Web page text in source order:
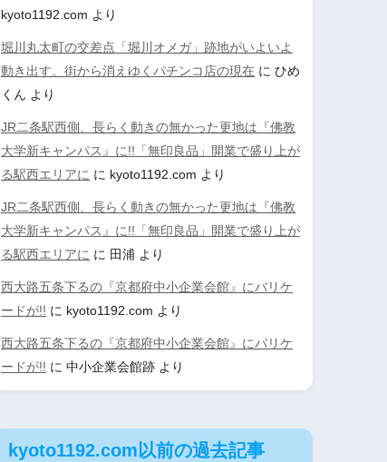
kyoto1192.com より
堀川丸太町の交差点「堀川オメガ」跡地がいよいよ
動き出す。街から消えゆくパチンコ店の現在 に ひめ
くん より
JR二条駅西側、長らく動きの無かった更地は『佛教
大学新キャンパス』に!!「無印良品」開業で盛り上が
る駅西エリアに に kyoto1192.com より
JR二条駅西側、長らく動きの無かった更地は『佛教
大学新キャンパス』に!!「無印良品」開業で盛り上が
る駅西エリアに に 田浦 より
西大路五条下るの『京都府中小企業会館』にバリケ
ードが!! に kyoto1192.com より
西大路五条下るの『京都府中小企業会館』にバリケ
ードが!! に 中小企業会館跡 より
kyoto1192.com以前の過去記事